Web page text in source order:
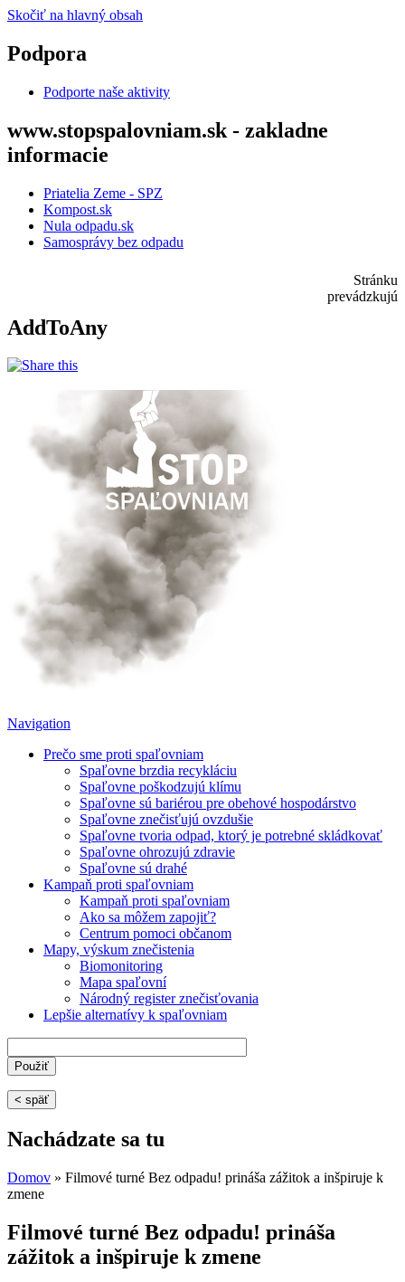
Skočiť na hlavný obsah
Podpora
Podporte naše aktivity
www.stopspalovniam.sk - zakladne
informacie
Priatelia Zeme - SPZ
Kompost.sk
Nula odpadu.sk
Samosprávy bez odpadu
Stránku
prevádzkujú
AddToAny
Navigation
Prečo sme proti spaľovniam
Spaľovne brzdia recykláciu
Spaľovne poškodzujú klímu
Spaľovne sú bariérou pre obehové hospodárstvo
Spaľovne znečisťujú ovzdušie
Spaľovne tvoria odpad, ktorý je potrebné skládkovať
Spaľovne ohrozujú zdravie
Spaľovne sú drahé
Kampaň proti spaľovniam
Kampaň proti spaľovniam
Ako sa môžem zapojiť?
Centrum pomoci občanom
Mapy, výskum znečistenia
Biomonitoring
Mapa spaľovní
Národný register znečisťovania
Lepšie alternatívy k spaľovniam
< späť
Nachádzate sa tu
Domov » Filmové turné Bez odpadu! prináša zážitok a inšpiruje k
zmene
Filmové turné Bez odpadu! prináša
zážitok a inšpiruje k zmene